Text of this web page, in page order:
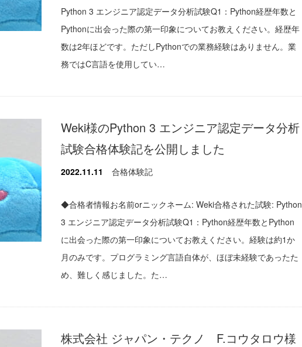
Python 3 エンジニア認定データ分析試験Q1：Python経歴年数と
Pythonに出会った際の第一印象についてお教えください。経歴年
数は2年ほどです。ただしPythonでの業務経験はありません。業
務ではC言語を使用してい…
Weki様のPython 3 エンジニア認定データ分析
試験合格体験記を公開しました
2022.11.11 合格体験記
◆合格者情報お名前orニックネーム: Weki合格された試験: Python
3 エンジニア認定データ分析試験Q1：Python経歴年数とPython
に出会った際の第一印象についてお教えください。経験は約1か
月のみです。プログラミング言語自体が、ほぼ未経験であったた
め、難しく感じました。た…
株式会社 ジャパン・テクノ F.コウタロウ様